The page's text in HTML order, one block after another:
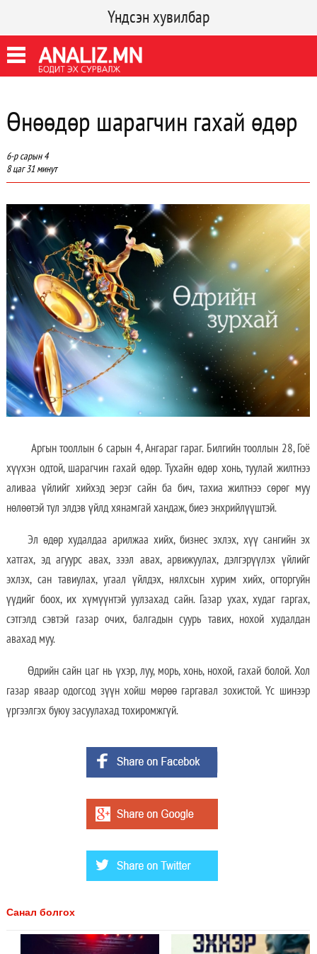
Үндсэн хувилбар
Өнөөдөр шарагчин гахай өдөр
6-р сарын 4
8 цаг 31 минут
Аргын тооллын 6 сарын 4, Ангараг гараг. Билгийн тооллын 28, Гоё
хүүхэн одтой, шарагчин гахай өдөр. Тухайн өдөр хонь, туулай жилтнээ
аливаа үйлийг хийхэд эерэг сайн ба бич, тахиа жилтнээ сөрөг муу
нөлөөтэй тул элдэв үйлд хянамгай хандаж, биеэ энхрийлүүштэй.
Эл өдөр худалдаа арилжаа хийх, бизнес эхлэх, хүү сангийн эх
хатгах, эд агуурс авах, зээл авах, арвижуулах, дэлгэрүүлэх үйлийг
эхлэх, сан тавиулах, угаал үйлдэх, нялхсын хурим хийх, огторгуйн
үүдийг боох, их хүмүүнтэй уулзахад сайн. Газар ухах, худаг гаргах,
сэтгэлд сэвтэй газар очих, балгадын суурь тавих, нохой худалдан
авахад муу.
Өдрийн сайн цаг нь үхэр, луу, морь, хонь, нохой, гахай болой. Хол
газар яваар одогсод зүүн хойш мөрөө гаргавал зохистой. Үс шинээр
үргээлгэх буюу засуулахад тохиромжгүй.
Санал болгох